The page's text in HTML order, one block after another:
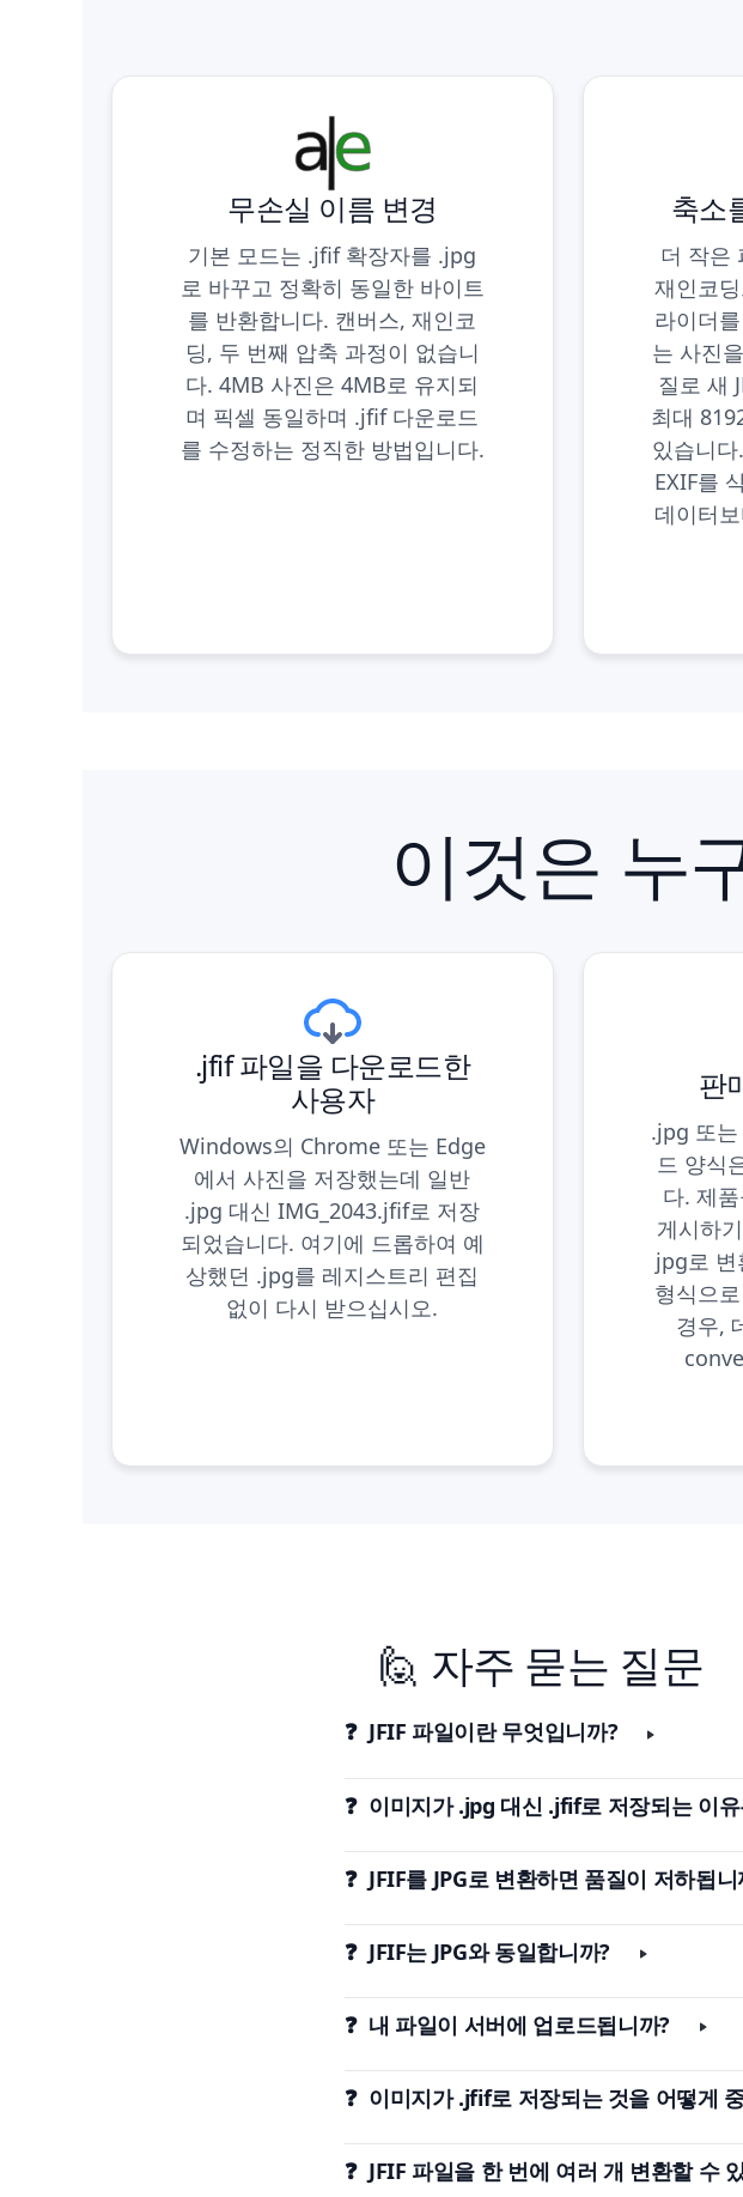
무손실 이름 변경
기본 모드는 .jfif 확장자를 .jpg
로 바꾸고 정확히 동일한 바이트
를 반환합니다. 캔버스, 재인코
딩, 두 번째 압축 과정이 없습니
다. 4MB 사진은 4MB로 유지되
며 픽셀 동일하며 .jfif 다운로드
를 수정하는 정직한 방법입니다.
축소
더 작은
재인코
라이더
는 사진
질로 새
최대
있습니
EXIF를
데이터
이것은 누
.jfif 파일을 다운로드한
사용자
Windows의 Chrome 또는 Edge
에서 사진을 저장했는데 일반
.jpg 대신 IMG_2043.jfif로 저장
되었습니다. 여기에 드롭하여 예
상했던 .jpg를 레지스트리 편집
없이 다시 받으십시오.
판
.jpg 또
드 양식
다. 제
게시하
jpg로 변
형식으
경우,
🙋 자주 묻는 질문
❓ JFIF 파일이란 무엇입니까?
❓ 이미지가 .jpg 대신 .jfif로 저장되는 이
❓ JFIF를 JPG로 변환하면 품질이 저하됩니
❓ JFIF는 JPG와 동일합니까?
❓ 내 파일이 서버에 업로드됩니까?
❓ 이미지가 .jfif로 저장되는 것을 어떻게
❓ JFIF 파일을 한 번에 여러 개 변환할 수